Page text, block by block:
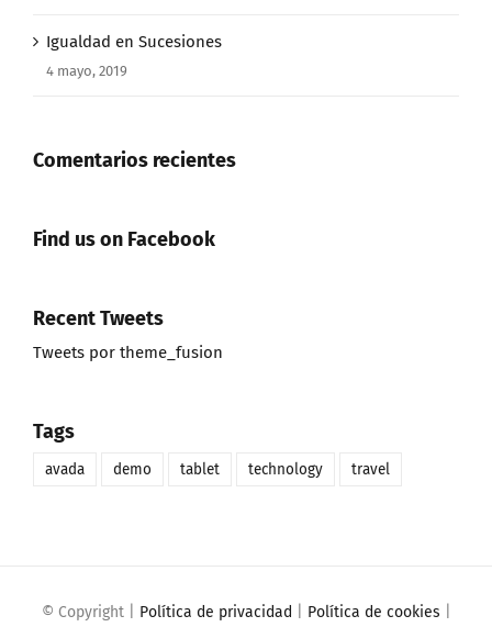
Igualdad en Sucesiones
4 mayo, 2019
Comentarios recientes
Find us on Facebook
Recent Tweets
Tweets por theme_fusion
Tags
avada demo tablet technology travel
© Copyright Política de privacidad Política de cookies